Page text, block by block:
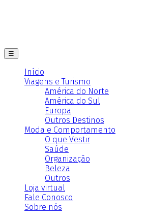
☰
Início
Viagens e Turismo
América do Norte
América do Sul
Europa
Outros Destinos
Moda e Comportamento
O que Vestir
Saúde
Organização
Beleza
Outros
Loja virtual
Fale Conosco
Sobre nós